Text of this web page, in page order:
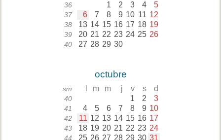
36 1 2 3 4 5
37 6 7 8 9 10 11 12
38 13 14 15 16 17 18 19
39 20 21 22 23 24 25 26
40 27 28 29 30
octubre
sm m m j v s d
40 1 2 3
41 4 5 6 7 8 9 10
42 11 12 13 14 15 16 17
43 18 19 20 21 22 23 24
44 25 26 27 28 29 30 31